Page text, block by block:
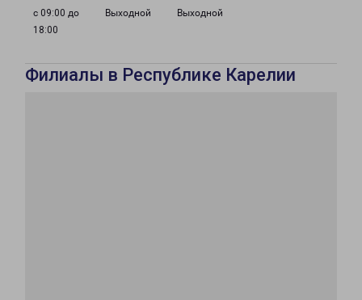
с 09:00 до
18:00
Выходной Выходной
Филиалы в Республике Карелии